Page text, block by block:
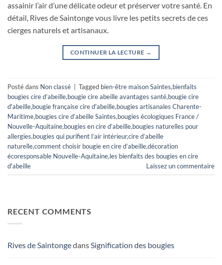
assainir l’air d’une délicate odeur et préserver votre santé. En
détail, Rives de Saintonge vous livre les petits secrets de ces
cierges naturels et artisanaux.
CONTINUER LA LECTURE →
Posté dans Non classé Tagged bien-être maison Saintes,bienfaits
bougies cire d’abeille,bougie cire abeille avantages santé,bougie cire
d'abeille,bougie française cire d'abeille,bougies artisanales Charente-
Maritime,bougies cire d’abeille Saintes,bougies écologiques France /
Nouvelle-Aquitaine,bougies en cire d’abeille,bougies naturelles pour
allergies,bougies qui purifient l’air intérieur,cire d’abeille
naturelle,comment choisir bougie en cire d’abeille,décoration
écoresponsable Nouvelle-Aquitaine,les bienfaits des bougies en cire
d'abeille
Laissez un commentaire
RECENT COMMENTS
Rives de SaintongedansSignification des bougies